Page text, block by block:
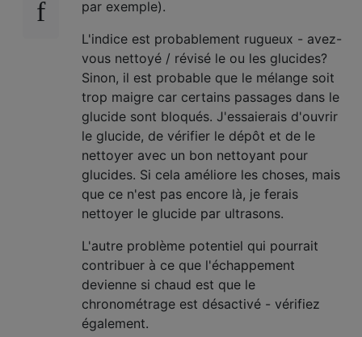
par exemple).
L'indice est probablement rugueux - avez-
vous nettoyé / révisé le ou les glucides?
Sinon, il est probable que le mélange soit
trop maigre car certains passages dans le
glucide sont bloqués. J'essaierais d'ouvrir
le glucide, de vérifier le dépôt et de le
nettoyer avec un bon nettoyant pour
glucides. Si cela améliore les choses, mais
que ce n'est pas encore là, je ferais
nettoyer le glucide par ultrasons.
L'autre problème potentiel qui pourrait
contribuer à ce que l'échappement
devienne si chaud est que le
chronométrage est désactivé - vérifiez
également.